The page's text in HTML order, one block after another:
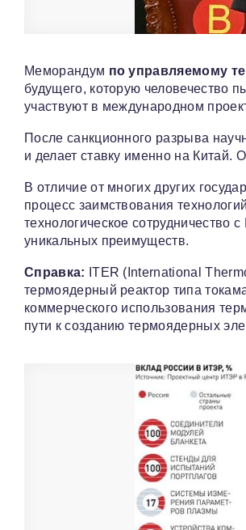
Меморандум по управляемому
будущего, которую человечество
участвуют в международном
После санкционного разрыва
и делает ставку именно на Китай.
В отличие от многих других
процесс заимствования
технологическое сотрудничество
уникальных преимуществ.
Справка: ITER (International
термоядерный реактор типа
коммерческого использования
пути к созданию термоядерных